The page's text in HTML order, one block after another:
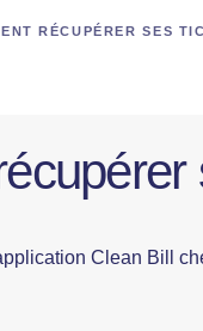
RÉCUPÉRER SES
Clean Bill